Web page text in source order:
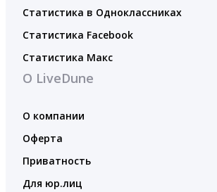
Статистика в Одноклассниках
Статистика Facebook
Статистика Макс
О LiveDune
О компании
Оферта
Приватность
Для юр.лиц